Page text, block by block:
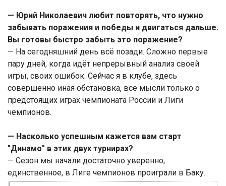
— Юрий Николаевич любит повторять, что нужно
забывать поражения и победы и двигаться дальше.
Вы готовы быстро забыть это поражение?
— На сегодняшний день всё позади. Сложно первые
пару дней, когда идёт непрерывный анализ своей
игры, своих ошибок. Сейчас я в клубе, здесь
совершенно иная обстановка, все мысли только о
предстоящих играх чемпионата России и Лиги
чемпионов.
— Насколько успешным кажется вам старт
"Динамо" в этих двух турнирах?
— Сезон мы начали достаточно уверенно,
единственное, в Лиге чемпионов проиграли в Баку.